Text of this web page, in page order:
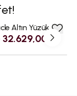
Altın Yüzük
32.629,00